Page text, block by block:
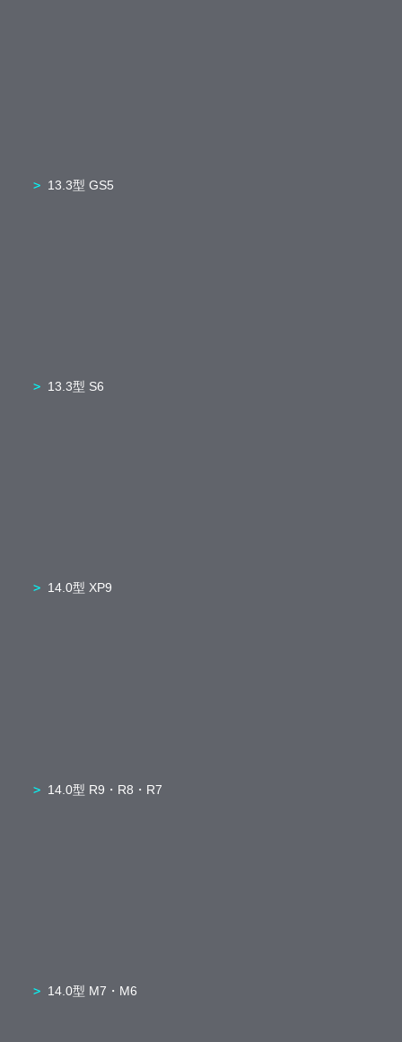
13.3型 GS5
13.3型 S6
14.0型 XP9
14.0型 R9・R8・R7
14.0型 M7・M6